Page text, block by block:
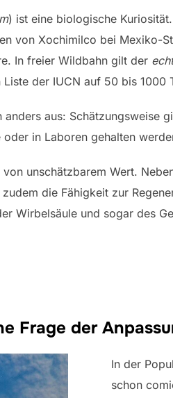
) ist eine biologische
von Xochimilco bei Mexiko-
In freier Wildbahn gilt der
der IUCN auf 50 bis 1000
aus: Schätzungsweise
in Laboren gehalten
unschätzbarem Wert.
die Fähigkeit zur
Wirbelsäule und sogar des
Frage der
In der
schon